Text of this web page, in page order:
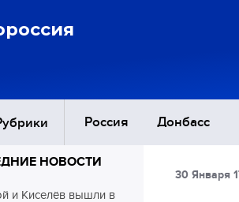
Россия Донбасс
Восток
НОВОСТИ
и Киселёв вышли в
30 Января